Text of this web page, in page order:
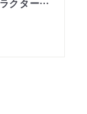
７日でできるキャラクター創作入門